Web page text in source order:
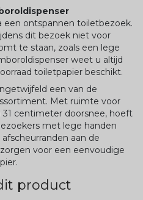
een ontspannen toiletbezoek.
dit bezoek niet voor
te staan, zoals een lege
weet u altijd
toiletpapier beschikt.
een van de
Met ruimte voor
centimeter doorsnee, hoeft
met lege handen
aan de
voor een eenvoudige
product